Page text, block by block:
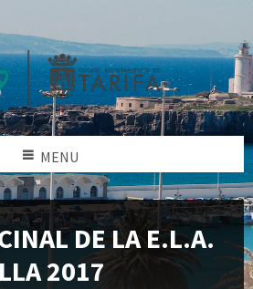
MENU
DE LA E.L.A.
2017